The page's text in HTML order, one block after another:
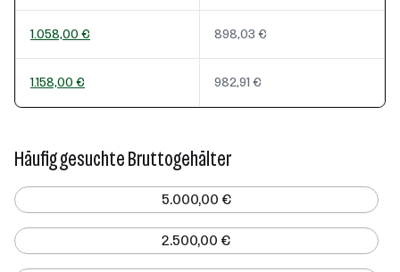
1.058,00 € 898,03 €
1.158,00 € 982,91 €
Häufig gesuchte Bruttogehälter
5.000,00 €
2.500,00 €